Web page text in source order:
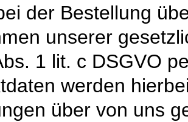
der Bestellung
unserer
1 lit. c DSGVO
werden
über von uns